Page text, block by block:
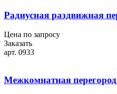
Радиусная раздвижная
Цена по запросу
Заказать
арт. 0933
Межкомнатная